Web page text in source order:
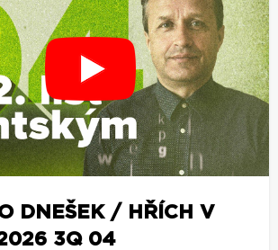
DNEŠEK / HŘÍCH V
3Q 04